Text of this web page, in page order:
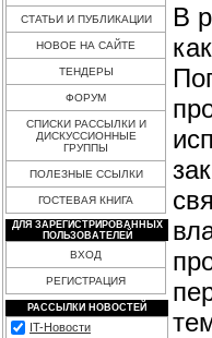
СТАТЬИ И ПУБЛИКАЦИИ
НОВОЕ НА САЙТЕ
ТЕНДЕРЫ
ФОРУМ
СПИСКИ РАССЫЛКИ И
ДИСКУССИОННЫЕ
ГРУППЫ
ПОЛЕЗНЫЕ ССЫЛКИ
ГОСТЕВАЯ КНИГА
ДЛЯ ЗАРЕГИСТРИРОВАННЫХ
ПОЛЬЗОВАТЕЛЕЙ
ВХОД
РЕГИСТРАЦИЯ
РАССЫЛКИ НОВОСТЕЙ
IT-Новости
В